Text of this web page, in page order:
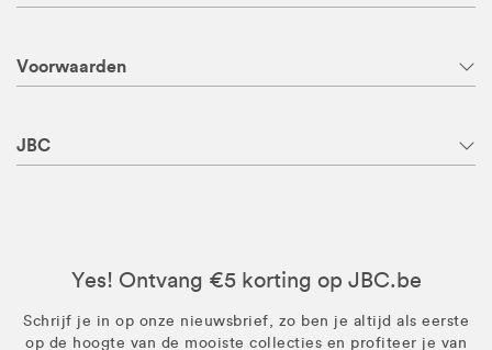
Voorwaarden
JBC
Yes! Ontvang €5 korting op JBC.be
Schrijf je in op onze nieuwsbrief, zo ben je altijd als eerste
op de hoogte van de mooiste collecties en profiteer je van